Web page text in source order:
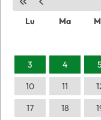
Lu Ma
3
4 5
10
11
17
18